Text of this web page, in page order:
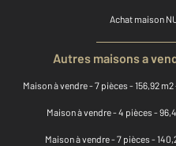
Achat maison
Autres maisons a
Maison à vendre - 7 pièces - 156,92 m2
Maison à vendre - 4 pièces -
Maison à vendre - 7 pièces -